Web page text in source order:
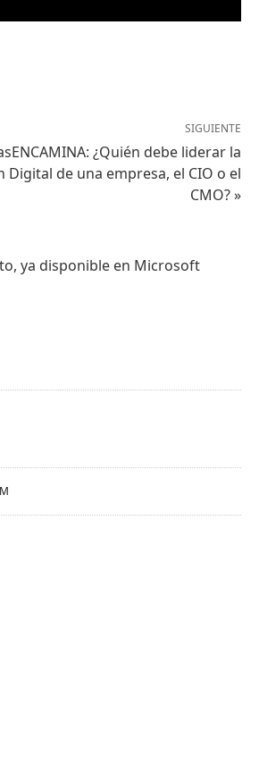
SIGUIENTE
¿Quién debe liderar la
Digital de una empresa, el CIO o el
CMO? »
ya disponible en Microsoft